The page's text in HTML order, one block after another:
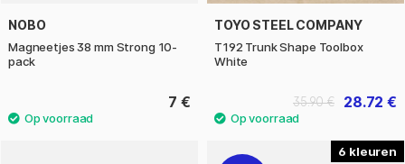
NOBO
Magneetjes 38 mm Strong 10-
pack
7 €
TOYO STEEL COMPANY
T192 Trunk Shape Toolbox
White
28.72 €
35.90 €
6